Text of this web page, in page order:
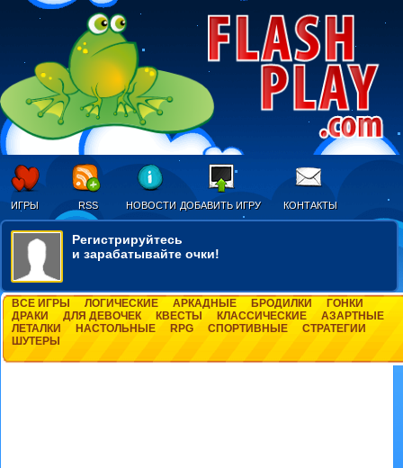
ИГРЫ RSS НОВОСТИ ДОБАВИТЬ ИГРУ КОНТАКТЫ
Регистрируйтесь
и зарабатывайте очки!
ВСЕ ИГРЫ ЛОГИЧЕСКИЕ АРКАДНЫЕ БРОДИЛКИ
ГОНКИ
ДРАКИ
ДЛЯ ДЕВОЧЕК КВЕСТЫ КЛАССИЧЕСКИЕ
АЗАРТНЫЕ
ЛЕТАЛКИ
НАСТОЛЬНЫЕ RPG СПОРТИВНЫЕ
СТРАТЕГИИ
ШУТЕРЫ